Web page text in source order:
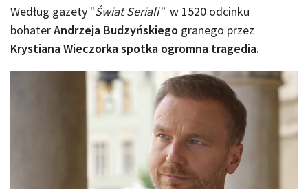
Według gazety "Świat Seriali"w 1520 odcinku
bohaterAndrzeja Budzyńskiego granego przez
Krystiana Wieczorka spotka ogromna tragedia.